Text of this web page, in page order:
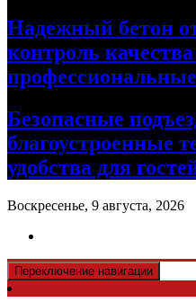
Надежный бетон
контроль
Безопасные
благоустроенные
удобства для
Воскресенье, 9 августа, 2026
Переключение навигации